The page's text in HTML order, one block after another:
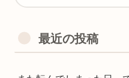
最近の投稿